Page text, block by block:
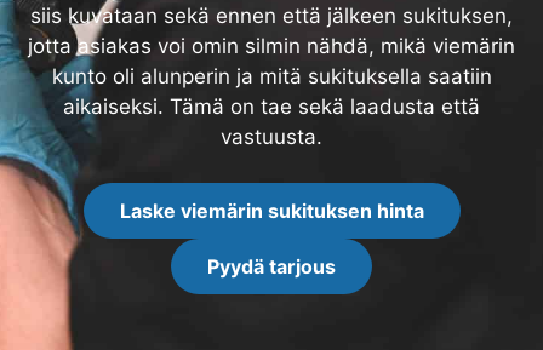
siis kuvataan sekä ennen että jälkeen sukituksen,
jotta asiakas voi omin silmin nähdä, mikä viemärin
kunto oli alunperin ja mitä sukituksella saatiin
aikaiseksi. Tämä on tae sekä laadusta että
vastuusta.
Laske viemärin sukituksen hinta
Pyydä tarjous